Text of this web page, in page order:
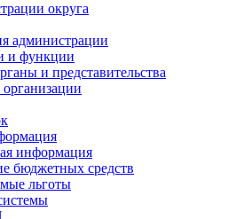
округа
администрации
и функции
и представительства
информация
бюджетных средств
льготы